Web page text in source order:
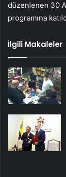
düzenlenen 30
programına
İlgili Makaleler